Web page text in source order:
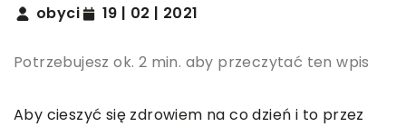
obyci 19 | 02 | 2021
Potrzebujesz ok. 2 min. aby przeczytać ten wpis
Aby cieszyć się zdrowiem na co dzień i to przez